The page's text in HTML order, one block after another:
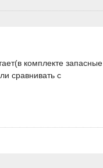
комплекте запасные
сравнивать с